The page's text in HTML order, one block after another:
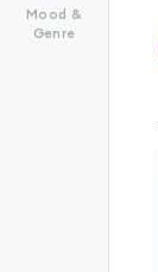
Mood &
Genre